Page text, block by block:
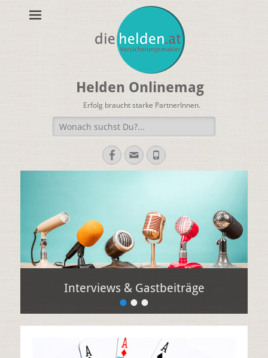
Helden Onlinemag
Erfolg braucht starke PartnerInnen.
•••
Interviews & Gastbeiträge